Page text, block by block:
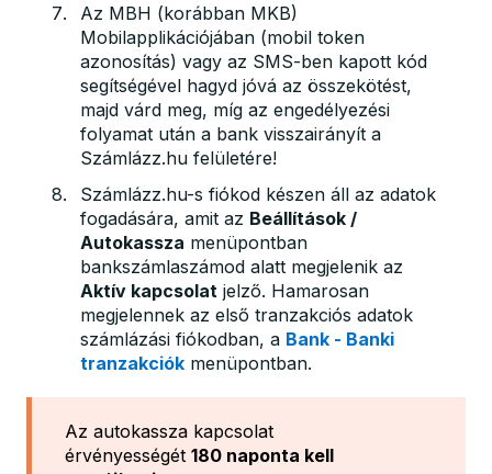
Az MBH (korábban MKB)
Mobilapplikációjában (mobil token
azonosítás) vagy az SMS-ben kapott kód
segítségével hagyd jóvá az összekötést,
majd várd meg, míg az engedélyezési
folyamat után a bank visszairányít a
Számlázz.hu felületére!
Számlázz.hu-s fiókod készen áll az adatok
fogadására, amit az Beállítások /
Autokassza menüpontban
bankszámlaszámod alatt megjelenik az
Aktív kapcsolat jelző. Hamarosan
megjelennek az első tranzakciós adatok
számlázási fiókodban, a Bank - Banki
tranzakciók menüpontban.
Az autokassza kapcsolat
érvényességét 180 naponta kell